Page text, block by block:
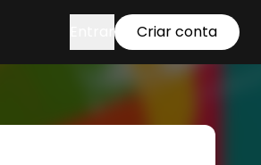
Criar conta